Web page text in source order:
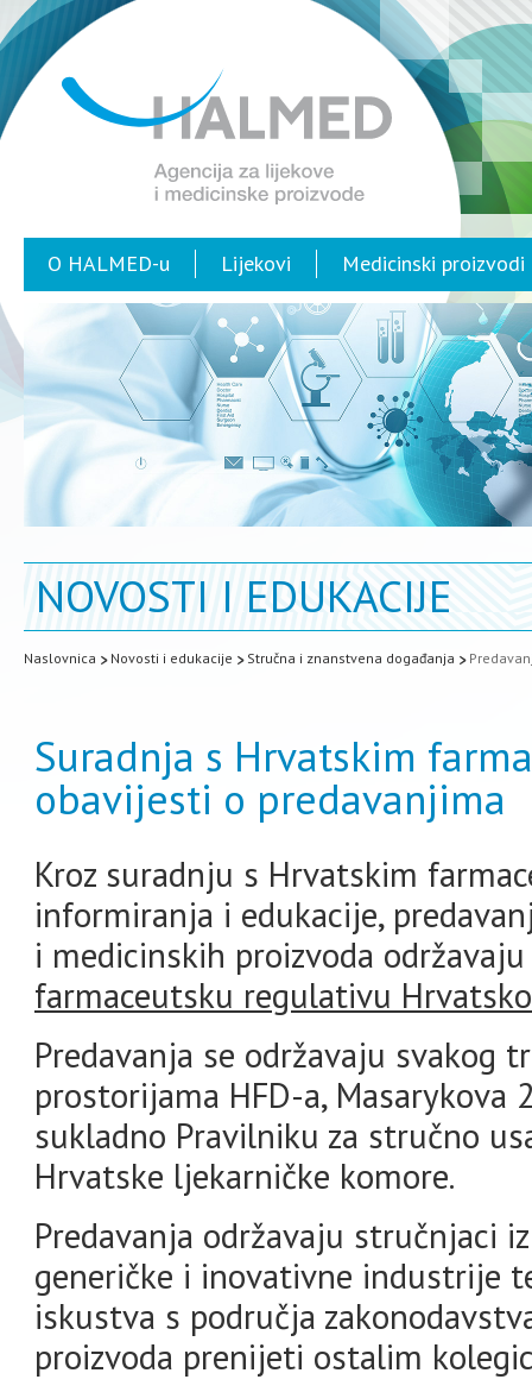
O HALMED-u Lijekovi Medicinski proizvodi
NOVOSTI I EDUKACIJE
Naslovnica Novosti i edukacije Stručna i znanstvena događanja
Suradnja s Hrvatskim
obavijesti o predavanjima
Kroz suradnju s Hrvatskim
informiranja i edukacije,
i medicinskih proizvoda
farmaceutsku regulativu
Predavanja se održavaju svakog
prostorijama HFD-a, Masarykova
sukladno Pravilniku za stručno
Hrvatske ljekarničke komore.
Predavanja održavaju stručnjaci
generičke i inovativne industrije
iskustva s područja
proizvoda prenijeti ostalim